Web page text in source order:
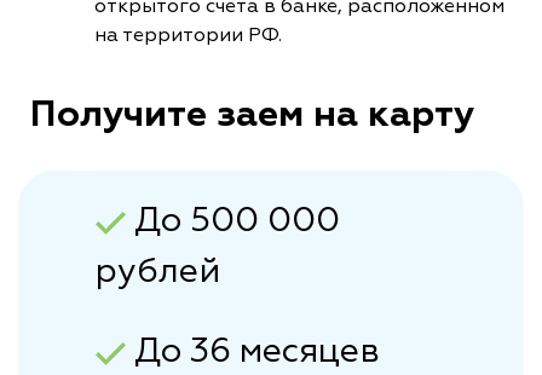
открытого счёта в банке, расположенном
на территории РФ.
Получите заем на карту
До 500 000
рублей
До 36 месяцев